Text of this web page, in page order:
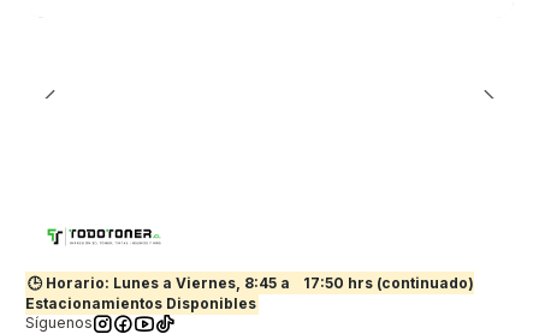
🕒 Horario: Lunes a Viernes, 8:45 a
17:50 hrs (continuado)
Estacionamientos Disponibles
Síguenos